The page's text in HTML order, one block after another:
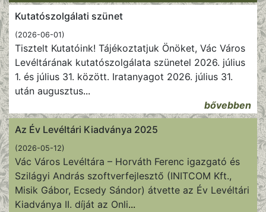
Kutatószolgálati szünet
(2026-06-01)
Tisztelt Kutatóink! Tájékoztatjuk Önöket, Vác Város
Levéltárának kutatószolgálata szünetel 2026. július
1. és július 31. között. Iratanyagot 2026. július 31.
után augusztus...
bővebben
Az Év Levéltári Kiadványa 2025
(2026-05-12)
Vác Város Levéltára – Horváth Ferenc igazgató és
Szilágyi András szoftverfejlesztő (INITCOM Kft.,
Misik Gábor, Ecsedy Sándor) átvette az Év Levéltári
Kiadványa II. díját az Onli...